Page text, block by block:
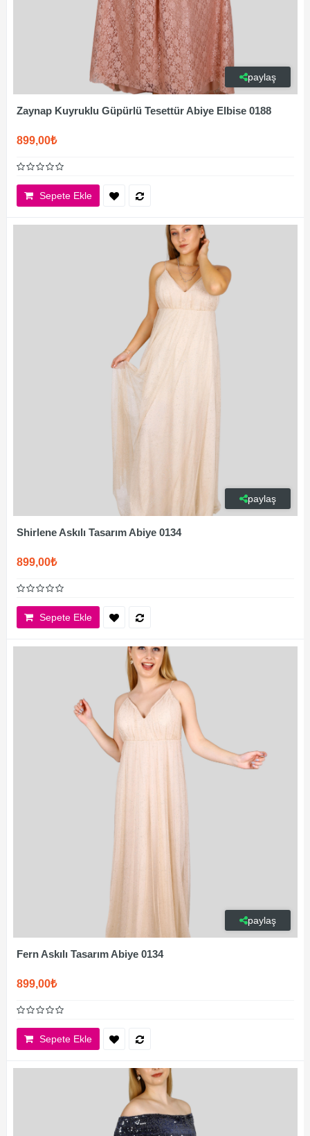
paylaş
Zaynap Kuyruklu Güpürlü Tesettür Abiye Elbise 0188
899,00₺
Sepete Ekle
paylaş
Shirlene Askılı Tasarım Abiye 0134
899,00₺
Sepete Ekle
paylaş
Fern Askılı Tasarım Abiye 0134
899,00₺
Sepete Ekle